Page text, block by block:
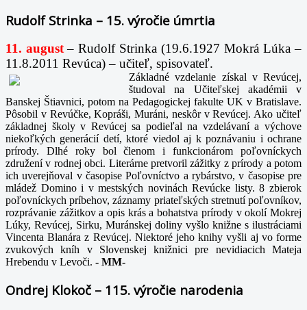
Rudolf Strinka – 15. výročie úmrtia
11. august – Rudolf Strinka (19.6.1927 Mokrá Lúka –
11.8.2011 Revúca) – učiteľ, spisovateľ.
Základné vzdelanie získal v Revúcej,
študoval na Učiteľskej akadémii v
Banskej Štiavnici, potom na Pedagogickej fakulte UK v Bratislave.
Pôsobil v Revúčke, Kopráši, Muráni, neskôr v Revúcej. Ako učiteľ
základnej školy v Revúcej sa podieľal na vzdelávaní a výchove
niekoľkých generácií detí, ktoré viedol aj k poznávaniu i ochrane
prírody. Dlhé roky bol členom i funkcionárom poľovníckych
združení v rodnej obci. Literárne pretvoril zážitky z prírody a potom
ich uverejňoval v časopise Poľovníctvo a rybárstvo, v časopise pre
mládež Domino i v mestských novinách Revúcke listy. 8 zbierok
poľovníckych príbehov, záznamy priateľských stretnutí poľovníkov,
rozprávanie zážitkov a opis krás a bohatstva prírody v okolí Mokrej
Lúky, Revúcej, Sirku, Muránskej doliny vyšlo knižne s ilustráciami
Vincenta Blanára z Revúcej. Niektoré jeho knihy vyšli aj vo forme
zvukových kníh v Slovenskej knižnici pre nevidiacich Mateja
Hrebendu v Levoči. - MM-
Ondrej Klokoč – 115. výročie narodenia